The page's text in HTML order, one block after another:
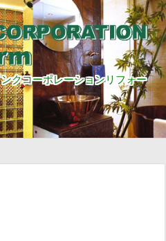
クコーポレーションリフォー